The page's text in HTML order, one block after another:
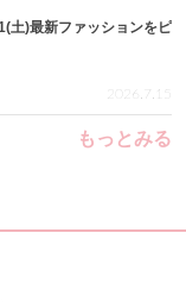
土)最新ファッションをピ
2026.7.15
もっとみる